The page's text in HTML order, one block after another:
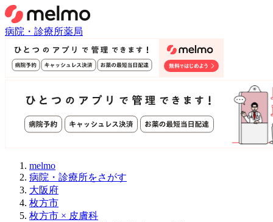
病院・診療所薬局
melmo
病院・診療所をさがす
大阪府
枚方市
枚方市 × 皮膚科